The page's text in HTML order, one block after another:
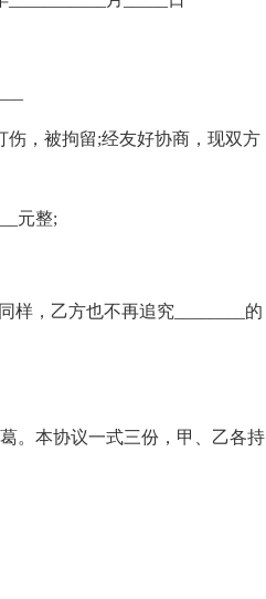
伤，被拘留;经友好协商，现双方
元整;
样，乙方也不再追究________的
。本协议一式三份，甲、乙各持